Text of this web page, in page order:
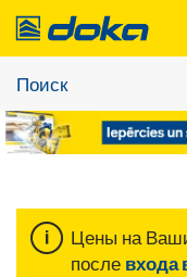
Цены на
после входа